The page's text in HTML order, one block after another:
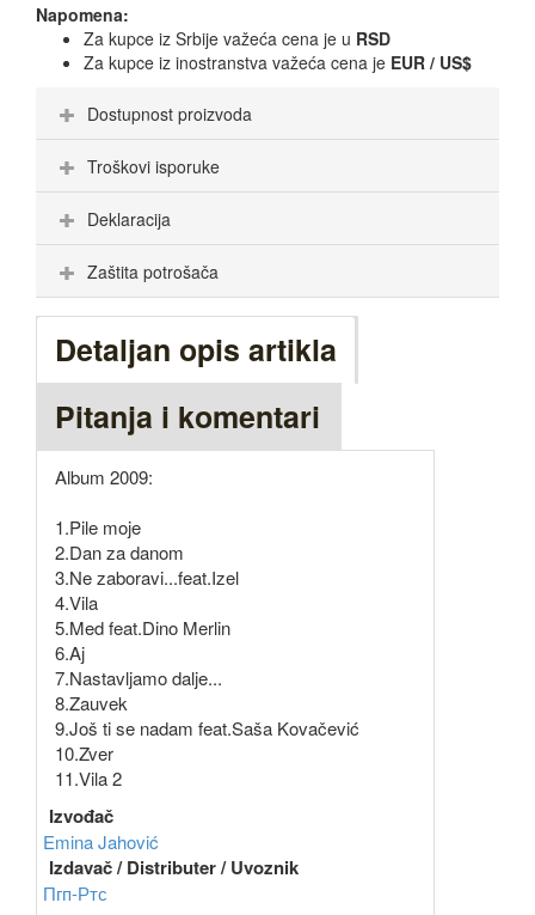
Napomena:
Za kupce iz Srbije važeća cena je u RSD
Za kupce iz inostranstva važeća cena je EUR / US$
Dostupnost proizvoda
Troškovi isporuke
Deklaracija
Zaštita potrošača
Detaljan opis artikla
Pitanja i komentari
Album 2009:
1.Pile moje
2.Dan za danom
3.Ne zaboravi...feat.Izel
4.Vila
5.Med feat.Dino Merlin
6.Aj
7.Nastavljamo dalje...
8.Zauvek
9.Još ti se nadam feat.Saša Kovačević
10.Zver
11.Vila 2
Izvođač
Emina Jahović
Izdavač / Distributer / Uvoznik
Пгп-Ртс